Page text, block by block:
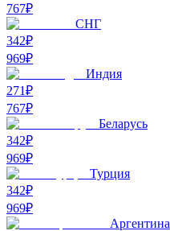
767₽
СНГ
342₽
969₽
Индия
271₽
767₽
Беларусь
342₽
969₽
Турция
342₽
969₽
Аргентина